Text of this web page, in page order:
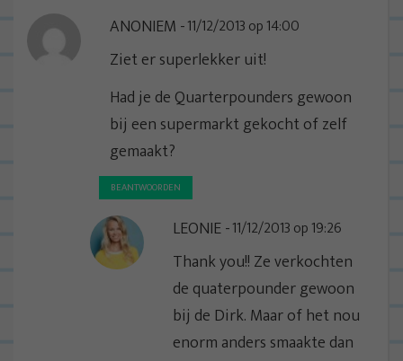
ANONIEM 11/12/2013 op 14:00
Ziet er superlekker uit!
Had je de Quarterpounders gewoon
bij een supermarkt gekocht of zelf
gemaakt?
BEANTWOORDEN
LEONIE 11/12/2013 op 19:26
Thank you!! Ze verkochten
de quaterpounder gewoon
bij de Dirk. Maar of het nou
enorm anders smaakte dan